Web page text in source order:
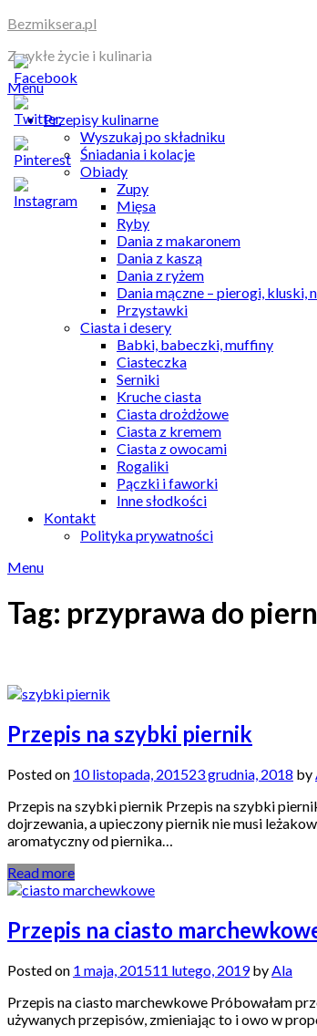
Skip
content
Bezmiksera.pl
Zwykłe życie i kulinaria
Menu
Przepisy kulinarne
Wyszukaj po składniku
Śniadania i kolacje
Obiady
Zupy
Mięsa
Ryby
Dania z makaronem
Dania z kaszą
Dania z ryżem
Dania mączne – pierogi, kluski,
Przystawki
Ciasta i desery
Babki, babeczki, muffiny
Ciasteczka
Serniki
Kruche ciasta
Ciasta drożdżowe
Ciasta z kremem
Ciasta z owocami
Rogaliki
Pączki i faworki
Inne słodkości
Kontakt
Polityka prywatności
Menu
Tag: przyprawa do
Przepis na szybki piernik
Posted on 10 listopada, 201523 grudnia, 2018 by
Przepis na szybki piernik Przepis na szybki
dojrzewania, a upieczony piernik nie musi
aromatyczny od piernika…
Read more
Przepis na ciasto
Posted on 1 maja, 201511 lutego, 2019by Ala
Przepis na ciasto marchewkowe Próbowałam
używanych przepisów, zmieniając to i owo w